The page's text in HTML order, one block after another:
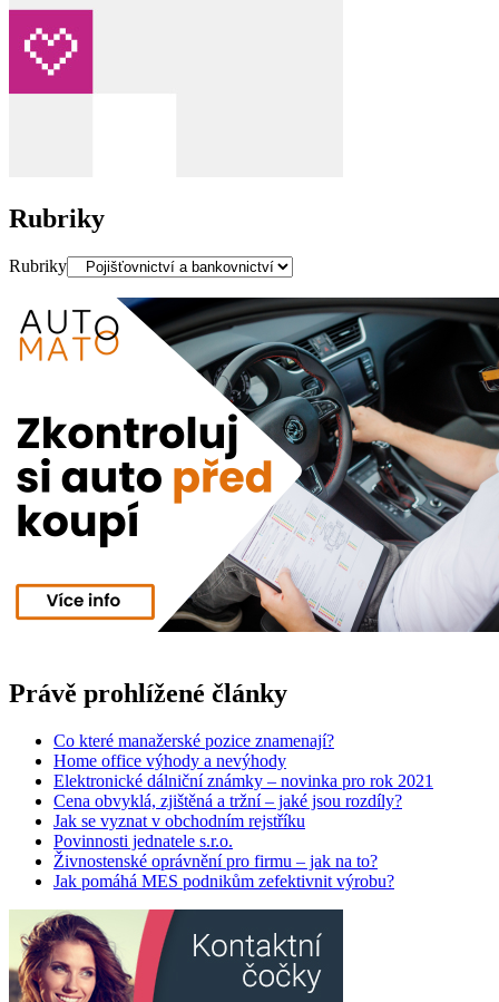
Rubriky
Rubriky
Právě prohlížené články
Co které manažerské pozice znamenají?
Home office výhody a nevýhody
Elektronické dálniční známky – novinka pro rok 2021
Cena obvyklá, zjištěná a tržní – jaké jsou rozdíly?
Jak se vyznat v obchodním rejstříku
Povinnosti jednatele s.r.o.
Živnostenské oprávnění pro firmu – jak na to?
Jak pomáhá MES podnikům zefektivnit výrobu?